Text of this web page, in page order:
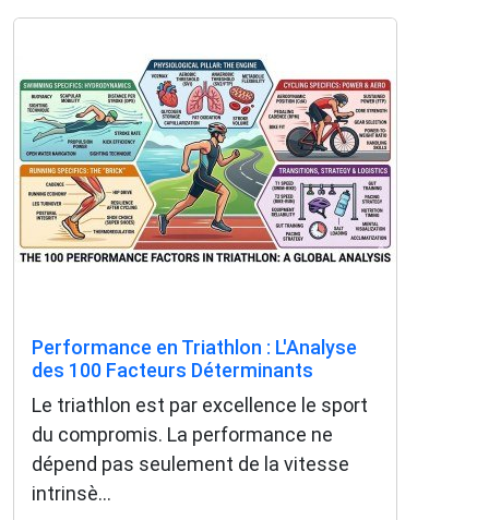
Performance en Triathlon : L'Analyse
des 100 Facteurs Déterminants
Le triathlon est par excellence le sport
du compromis. La performance ne
dépend pas seulement de la vitesse
intrinsè...